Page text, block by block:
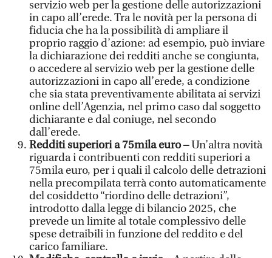
servizio web per la gestione delle autorizzazioni
in capo all’erede. Tra le novità per la persona di
fiducia che ha la possibilità di ampliare il
proprio raggio d’azione: ad esempio, può inviare
la dichiarazione dei redditi anche se congiunta,
o accedere al servizio web per la gestione delle
autorizzazioni in capo all’erede, a condizione
che sia stata preventivamente abilitata ai servizi
online dell’Agenzia, nel primo caso dal soggetto
dichiarante e dal coniuge, nel secondo
dall’erede.
Redditi superiori a 75mila euro –Un’altra novità
riguarda i contribuenti con redditi superiori a
75mila euro, per i quali il calcolo delle detrazioni
nella precompilata terrà conto automaticamente
del cosiddetto “riordino delle detrazioni”,
introdotto dalla legge di bilancio 2025, che
prevede un limite al totale complessivo delle
spese detraibili in funzione del reddito e del
carico familiare.